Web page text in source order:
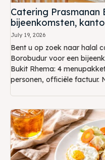
Catering
bijeenkomsten,
July 19, 2026
Bent u op zoek naar halal
Borobudur voor een
Bukit Rhema: 4
personen, officiële factuur.